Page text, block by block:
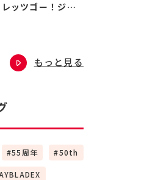
レッツゴー！ジョ
大冒険！
もっと見る
55周年 50th